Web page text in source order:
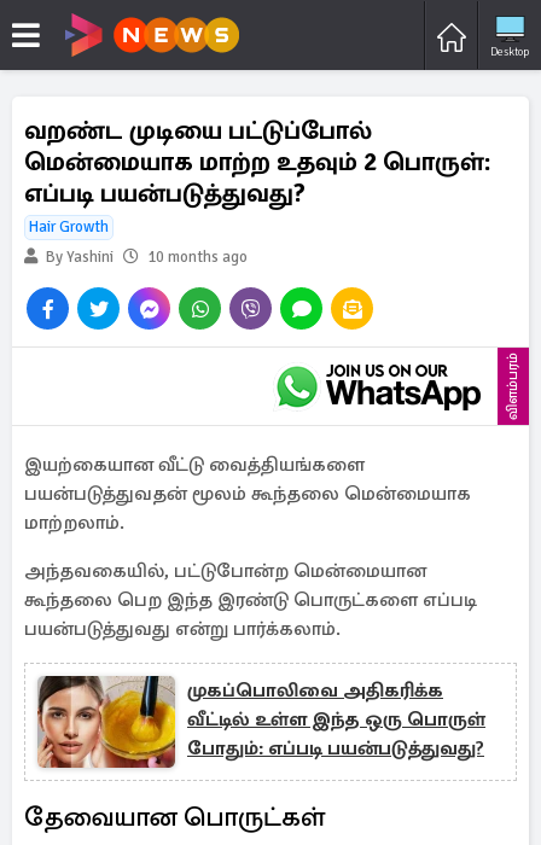
Desktop
வறண்ட முடியை பட்டுப்போல்
மென்மையாக மாற்ற உதவும் 2 பொருள்:
எப்படி பயன்படுத்துவது?
Hair Growth
By Yashini
10 months ago
விளம்பரம்
இயற்கையான வீட்டு வைத்தியங்களை
பயன்படுத்துவதன் மூலம் கூந்தலை மென்மையாக
மாற்றலாம்.
அந்தவகையில், பட்டுபோன்ற மென்மையான
கூந்தலை பெற இந்த இரண்டு பொருட்களை எப்படி
பயன்படுத்துவது என்று பார்க்கலாம்.
முகப்பொலிவை அதிகரிக்க
வீட்டில் உள்ள இந்த ஒரு பொருள்
போதும்: எப்படி பயன்படுத்துவது?
தேவையான பொருட்கள்